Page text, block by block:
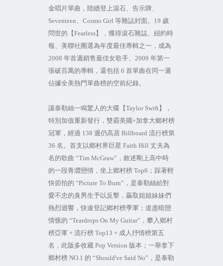
金唱片單曲，陸續登上滾石、告示牌、
Seventeen、 Cosmo Girl 等雜誌封面。 19 歲
問世的【Fearless】，獲得滾石雜誌、紐約時
報、美聯社圈選為年度最佳專輯之一，成為
2008 年首週銷售最佳女歌手、 2009 年第一
張破百萬的專輯，還包括 6 首單曲在同一週
佔據全美熱門單曲榜的空前紀錄。
讓泰勒絲一鳴驚人的大碟【Taylor Swift】，
特別加值重新發行，雙霸美國+加拿大鄉村榜
冠軍，經過 138 週仍高居 Billboard 流行榜第
36 名。首支以鄉村界巨星 Faith Hill 丈夫為
名的歌曲 “Tim McGraw” ，敘述剛上高中時
的一段青澀戀情，坐上鄉村榜 Top6 ；踩著輕
快節拍的 “Picture To Burn” ，是泰勒絲給對
愛不忠的臭男生予以反擊，贏取姐姐妹妹們
熱烈迴響，快速登記鄉村榜季軍；道盡暗戀
情愫的 “Teardrops On My Guitar” ，攀入鄉村
榜亞軍 + 流行榜 Top13 + 成人抒情榜第五
名，此版多收藏 Pop Version 版本；一舉拿下
鄉村榜 NO.1 的 “Should've Said No” ，是泰勒